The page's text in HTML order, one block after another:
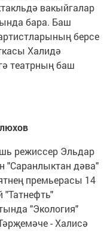
вакыйгалар
бара. Баш
берсе
Халидә
театрның баш
режиссер Эльдар
"Саранлыктан дәва"
премьерасы 14
"Татнефть"
"Экология"
- Халисә